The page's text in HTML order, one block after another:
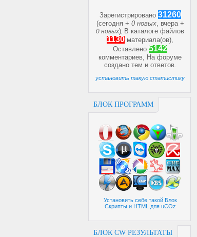
Зарегистрировано 31260
(сегодня + 0 новых, вчера +
0 новых) В каталоге файлов
1130 материала(ов),
Оставлено 5142
комментариев, На форуме
создано тем и ответов.
установить такую статистику
БЛОК ПРОГРАММ
Установить себе такой Блок
Скрипты и HTML для uCOz
БЛОК CW РЕЗУЛЬТАТЫ